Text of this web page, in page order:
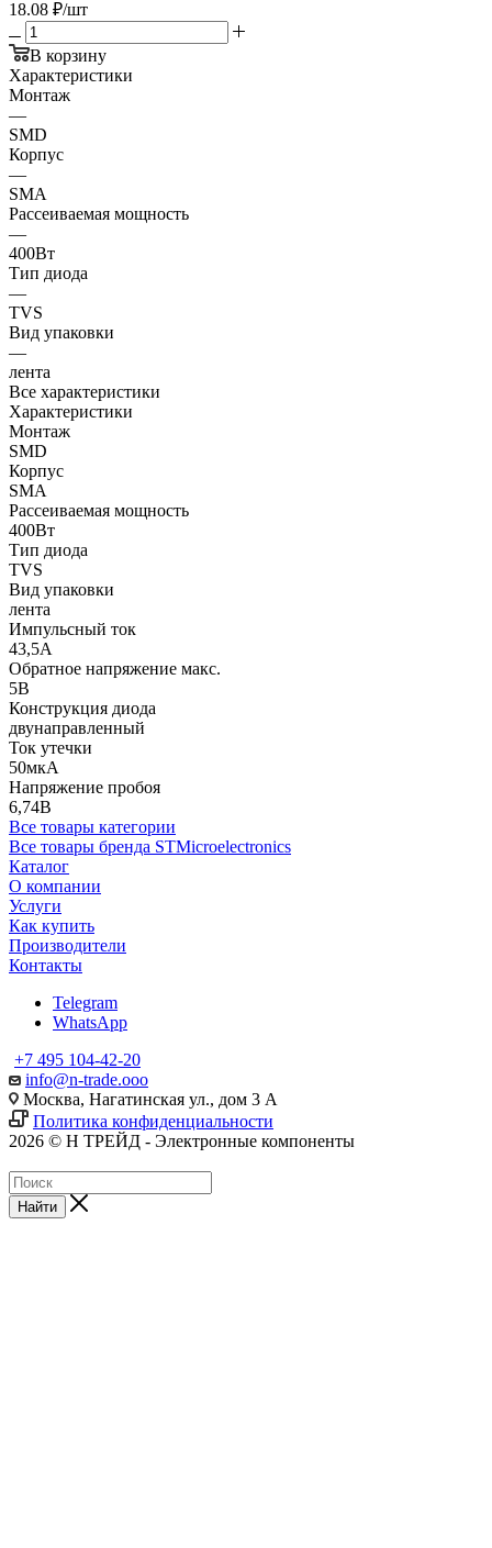
18.08 ₽/шт
В корзину
Характеристики
Монтаж
—
SMD
Корпус
—
SMA
Рассеиваемая мощность
—
400Вт
Тип диода
—
TVS
Вид упаковки
—
лента
Все характеристики
Характеристики
Монтаж
SMD
Корпус
SMA
Рассеиваемая мощность
400Вт
Тип диода
TVS
Вид упаковки
лента
Импульсный ток
43,5А
Обратное напряжение макс.
5В
Конструкция диода
двунаправленный
Ток утечки
50мкА
Напряжение пробоя
6,74В
Все товары категории
Все товары бренда STMicroelectronics
Каталог
О компании
Услуги
Как купить
Производители
Контакты
Telegram
WhatsApp
+7 495 104-42-20
info@n-trade.ooo
Москва, Нагатинская ул., дом 3 А
Политика конфиденциальности
2026 © Н ТРЕЙД - Электронные компоненты
Найти